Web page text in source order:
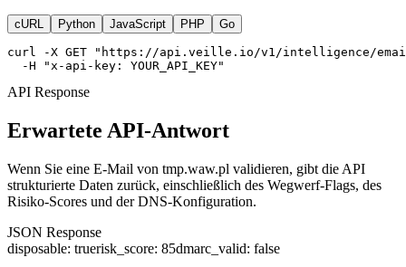
cURL Python JavaScript PHP Go
curl -X GET "https://api.veille.io/v1/intelligence/
  -H "x-api-key: YOUR_API_KEY"
API Response
Erwartete API-Antwort
Wenn Sie eine E-Mail von tmp.waw.pl validieren, gibt die API
strukturierte Daten zurück, einschließlich des Wegwerf-Flags, des
Risiko-Scores und der DNS-Konfiguration.
JSON Response
disposable: truerisk_score: 85dmarc_valid: false